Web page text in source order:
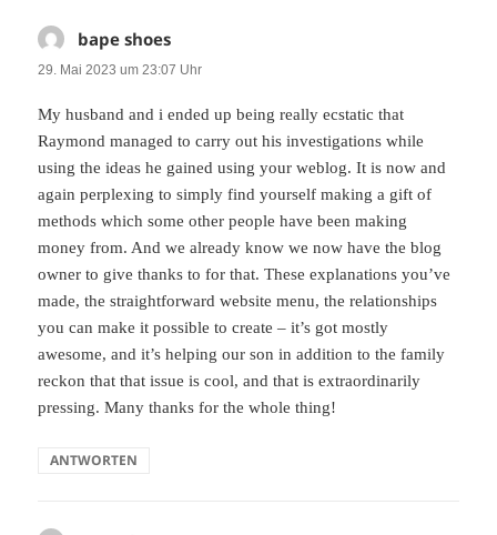
bape shoes
29. Mai 2023 um 23:07 Uhr
My husband and i ended up being really ecstatic that
Raymond managed to carry out his investigations while
using the ideas he gained using your weblog. It is now and
again perplexing to simply find yourself making a gift of
methods which some other people have been making
money from. And we already know we now have the blog
owner to give thanks to for that. These explanations you’ve
made, the straightforward website menu, the relationships
you can make it possible to create – it’s got mostly
awesome, and it’s helping our son in addition to the family
reckon that that issue is cool, and that is extraordinarily
pressing. Many thanks for the whole thing!
ANTWORTEN